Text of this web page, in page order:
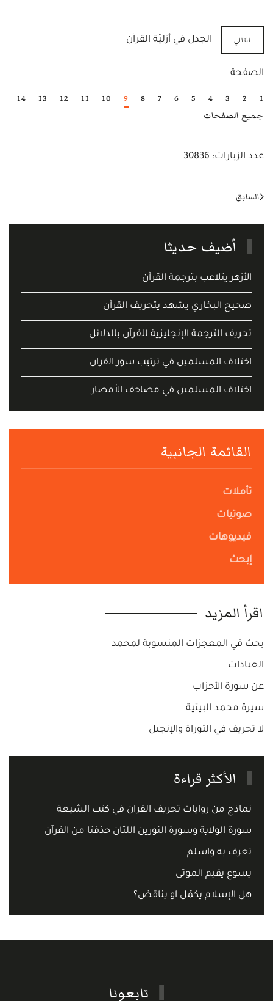
التالي الجدل في أزليّة القرآن
الصفحة
1
2
3
4
5
6
7
8
9
10
11
12
13
14
جميع الصفحات
عدد الزيارات: 30836
السابق
أضيف حديثا
الأزهر يتلاعب بترجمة القرآن
صحيح البخاري يشهد يتحريف القرآن
تحريف الترجمة الإنجليزية للقرآن بالدلائل
اختلاف المسلمين في ترتيب سور القران
اختلاف المسلمين في مصاحف الأمصار
القائمة الجانبية
تأملات
صوتيات
فيديوهات
إبحث
اقرأ المزيد
بحث في المعجزات المنسوبة لمحمد
العبادات
عن سورة الأحزاب
سيرة محمد البيتية
لا تحريف في التوراة والإنجيل
الأكثر قراءة
نماذج من روايات تحريف القران في كتب الشيعة
سورة الولاية وسورة النورين اللتان حذفتا من القرآن
تعرف به واسلم
يسوع يقيم الموتى
هل الإسلام يكمّل او يناقض؟
تابعونا